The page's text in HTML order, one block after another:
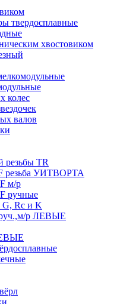
твердосплавные
хвостовиком
колес
валов
резьбы TR
резьба УИТВОРТА
м/р
ручные
G, Rc и K
р ЛЕВЫЕ